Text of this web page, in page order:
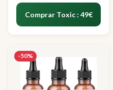
Comprar Toxic : 49€
-50%